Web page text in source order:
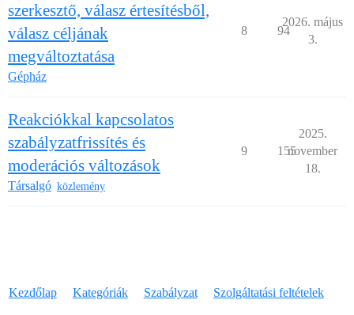
szerkesztő, válasz értesítésből,
válasz céljának
megváltoztatása
Gépház
8 94
2026. május
3.
Reakciókkal kapcsolatos
szabályzatfrissítés és
moderációs változások
Társalgó közlemény
9 155
2025.
november
18.
Kezdőlap Kategóriák Szabályzat Szolgáltatási feltételek